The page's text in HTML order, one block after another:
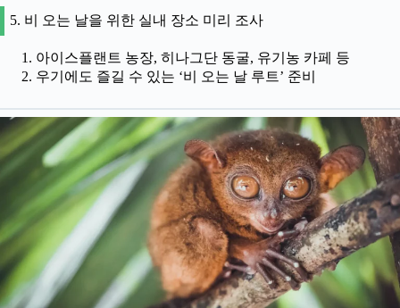
5. 비 오는 날을 위한 실내 장소 미리 조사
아이스플랜트 농장, 히나그단 동굴, 유기농 카페 등
우기에도 즐길 수 있는 ‘비 오는 날 루트’ 준비